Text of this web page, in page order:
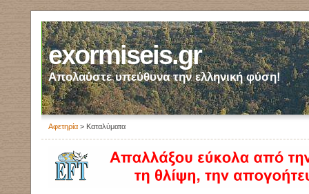
exormiseis.gr
Απολαύστε υπεύθυνα την ελληνική φύση!
Αφετηρία > Καταλύματα